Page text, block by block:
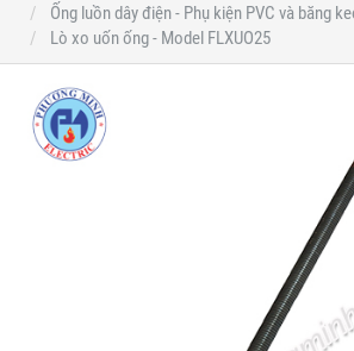
Ống luồn dây điện - Phụ kiện PVC và băng
Lò xo uốn ống - Model FLXUO25